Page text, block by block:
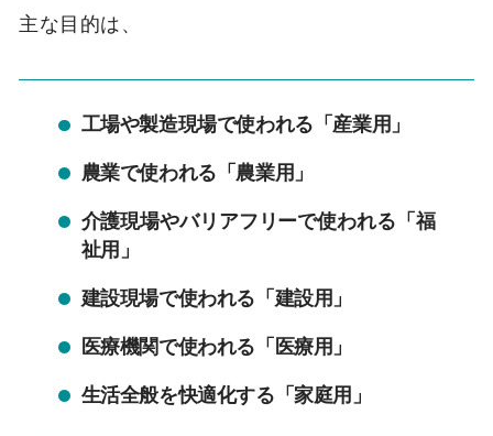
主な目的は、
工場や製造現場で使われる「産業用」
農業で使われる「農業用」
介護現場やバリアフリーで使われる「福
祉用」
建設現場で使われる「建設用」
医療機関で使われる「医療用」
生活全般を快適化する「家庭用」